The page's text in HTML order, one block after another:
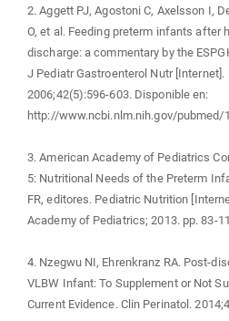
2. Aggett PJ, Agostoni C, Axelsson I,
O, et al. Feeding preterm infants after
discharge: a commentary by the
J Pediatr Gastroenterol Nutr [Internet].
2006;42(5):596-603. Disponible en:
http://www.ncbi.nlm.nih.gov/pubmed/
3. American Academy of Pediatrics
5: Nutritional Needs of the Preterm
FR, editores. Pediatric Nutrition
Academy of Pediatrics; 2013. pp. 83-
4. Nzegwu NI, Ehrenkranz RA. Post-
VLBW Infant: To Supplement or Not
Current Evidence. Clin Perinatol.